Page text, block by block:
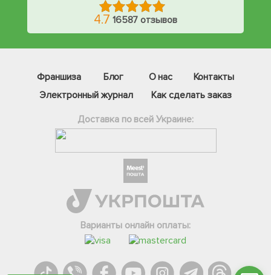
4.7 16587 отзывов
Франшиза Блог О нас
Контакты
Электронный журнал
Как сделать заказ
Доставка по всей Украине:
Варианты онлайн оплаты:
Інстаграм
Онлайн чат